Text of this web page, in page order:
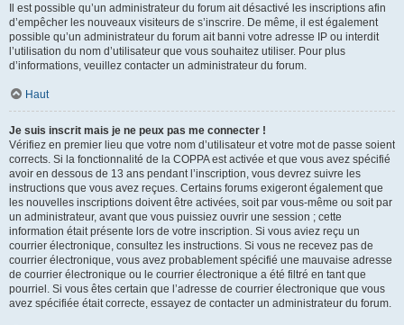
Il est possible qu’un administrateur du forum ait désactivé les inscriptions afin
d’empêcher les nouveaux visiteurs de s’inscrire. De même, il est également
possible qu’un administrateur du forum ait banni votre adresse IP ou interdit
l’utilisation du nom d’utilisateur que vous souhaitez utiliser. Pour plus
d’informations, veuillez contacter un administrateur du forum.
Haut
Je suis inscrit mais je ne peux pas me connecter !
Vérifiez en premier lieu que votre nom d’utilisateur et votre mot de passe soient
corrects. Si la fonctionnalité de la COPPA est activée et que vous avez spécifié
avoir en dessous de 13 ans pendant l’inscription, vous devrez suivre les
instructions que vous avez reçues. Certains forums exigeront également que
les nouvelles inscriptions doivent être activées, soit par vous-même ou soit par
un administrateur, avant que vous puissiez ouvrir une session ; cette
information était présente lors de votre inscription. Si vous aviez reçu un
courrier électronique, consultez les instructions. Si vous ne recevez pas de
courrier électronique, vous avez probablement spécifié une mauvaise adresse
de courrier électronique ou le courrier électronique a été filtré en tant que
pourriel. Si vous êtes certain que l’adresse de courrier électronique que vous
avez spécifiée était correcte, essayez de contacter un administrateur du forum.